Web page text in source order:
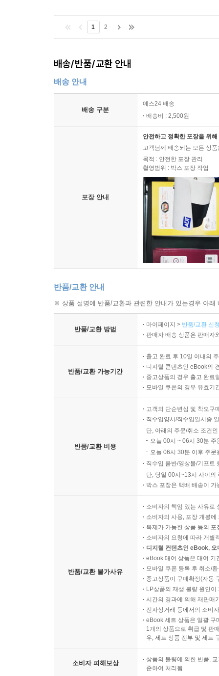
이제 불안의 문제는 혼자서 해결할 수도 없습
도망치면서도 싸웁니다. 돌멩이라도 던집니다. 그
저자가 들려주는 정치경제학자 홍기빈 소장의 이
돌아보게 하고, 불안을 이기고 희망을 얻는 진짜
익히는 것이고, 혼자 불안을 극복하려 애쓰는 것
▣ 우리라는 별자리, 진정한 꿈에 대한 아름다운 비
저자는 우리 각 사람을 ‘별’이라 말한다. 옛날
희망이고, 에너지가 될 수 있다. 이 책에서 마지
“아무리 어두워도 더 보려 하면 끝내는 보게 된다
『모비 딕』의 작가 허먼 멜빌은 ‘나는 스물다
뒤에 그는 대작에 착수했습니다. 내가 뭘 하고
알아야하겠기에 우린 몸부림칠 수밖에 없는 별입
것이죠. _p.321
이 책은 우리가 롤 모델로 따라야 할 ‘천재’들을
빛나고 있는 다른 사람들과 별자리로 이어지자고
저자의 멋진 친구들, 그리고 저자만의 다양하고
그날의 일출은 그토록 찬란하진 않았습니다. 오
거대한 것, 찬란한 것을 기대했었던 것 같습니다.
저는 제가 손을 잡을 수 없는 것과 손을 잡은 듯
세수한 기분이 들었습니다. 그리고 이런 순간이
2013년 봄, 우리는 새로운 시작 앞에 서 있다. 여
얼마나 고통받고 있는지에 상관없이 우리의 일
혁명의 자리라는 이 책의 메시지가 지금 우리에
삶을 만나며, 우리의 팍팍한 감성을 자극하는 저
1 2
배송/반품/교환 안내
배송 안내
배송 구분
예스24 배송
배송비 : 2,500원
포장 안내
안전하고 정확한 포장을 위
고객님께 배송되는 모든 상
목적 : 안전한 포장 관리
촬영범위 : 박스 포장 작업
반품/교환 안내
※ 상품 설명에 반품/교환과 관련한 안내가 있는경우 아
반품/교환 방법
마이페이지 > 반품/교환 신
판매자 배송 상품은 판매자
반품/교환 가능기간
출고 완료 후 10일 이내의
디지털 콘텐츠인 eBook의
중고상품의 경우 출고 완료
모바일 쿠폰의 경우 유효기
반품/교환 비용
고객의 단순변심 및 착오구
직수입양서/직수입일서중
단, 아래의 주문/취소 조건
오늘 00시 ~ 06시 30분
오늘 06시 30분 이후 주
직수입 음반/영상물/기프트
단, 당일 00시~13시 사이의
박스 포장은 택배 배송이
반품/교환 불가사유
소비자의 책임 있는 사유로
소비자의 사용, 포장 개봉
복제가 가능한 상품 등의
소비자의 요청에 따라 개별
디지털 컨텐츠인 eBook,
eBook 대여 상품은 대여 기
모바일 쿠폰 등록 후 취소/
중고상품이 구매확정(자동
LP상품의 재생 불량 원인
시간의 경과에 의해 재판매
전자상거래 등에서의 소비
eBook 세트 상품은 일괄 구
1개의 상품으로 취급 및 판
우, 세트 상품 전부 및 세트
소비자 피해보상
상품의 불량에 의한 반품,
준하여 처리됨